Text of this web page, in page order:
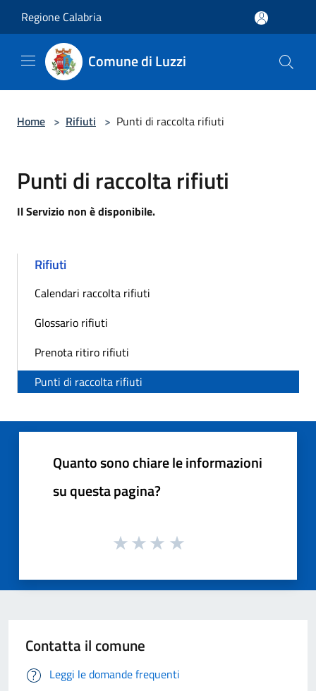
Regione Calabria
Comune di Luzzi
Home > Rifiuti > Punti di raccolta rifiuti
Punti di raccolta rifiuti
Il Servizio non è disponibile.
Rifiuti
Calendari raccolta rifiuti
Glossario rifiuti
Prenota ritiro rifiuti
Punti di raccolta rifiuti
Quanto sono chiare le informazioni
su questa pagina?
Contatta il comune
Leggi le domande frequenti